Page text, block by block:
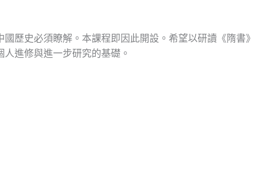
國歷史必須瞭解。本課程即因此開設。希望以研讀《隋書
進修與進一步研究的基礎。